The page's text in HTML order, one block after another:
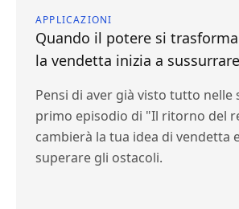
APPLICAZIONI
Quando il potere si
la vendetta inizia a sussurrare
Pensi di aver già visto tutto nelle
primo episodio di "Il ritorno del
cambierà la tua idea di vendetta
superare gli ostacoli.